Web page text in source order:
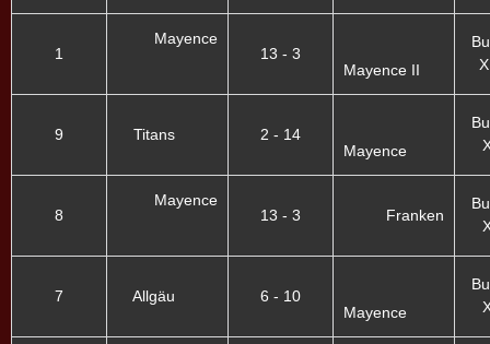
1
Mayence
13 - 3
Mayence II
9 Titans
2 - 14
Mayence
8
Mayence
13 - 3
Franken
7 Allgäu
6 - 10
Mayence